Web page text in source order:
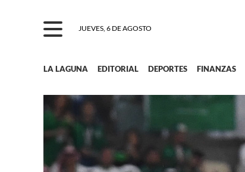
JUEVES, 6 DE AGOSTO
LA LAGUNA EDITORIAL DEPORTES FINANZAS